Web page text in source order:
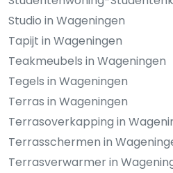
Studio in Wageningen
Tapijt in Wageningen
Teakmeubels in Wageningen
Tegels in Wageningen
Terras in Wageningen
Terrasoverkapping in
Terrasschermen in
Terrasverwarmer in